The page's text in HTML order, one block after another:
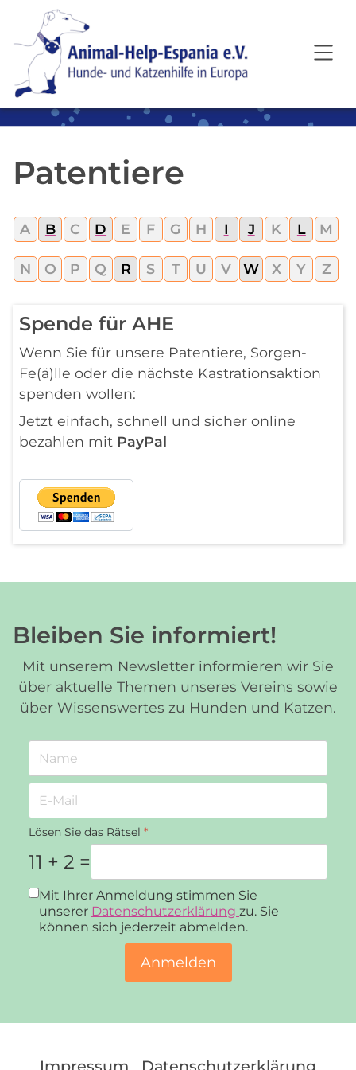
SKIP TO MAIN CONTENT
Patentiere
A B C D E F G H I J K L M
N O P Q R S T U V W X Y Z
Spende für AHE
Wenn Sie für unsere Patentiere, Sorgen-
Fe(ä)lle oder die nächste Kastrationsaktion
spenden wollen:
Jetzt einfach, schnell und sicher online
bezahlen mit PayPal
Bleiben Sie informiert!
Mit unserem Newsletter informieren wir Sie
über aktuelle Themen unseres Vereins sowie
über Wissenswertes zu Hunden und Katzen.
Lösen Sie das Rätsel *
11 + 2 =
Datenschutz*
Mit Ihrer Anmeldung stimmen Sie
unserer Datenschutzerklärung zu. Sie
können sich jederzeit abmelden.
Anmelden
Impressum Datenschutzerklärung